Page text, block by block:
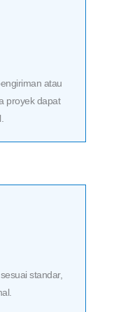
atau
proyek dapat
standar,